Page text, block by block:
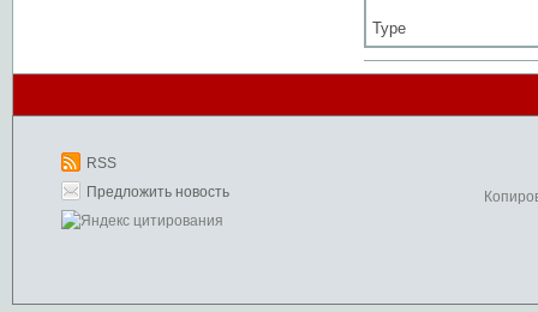
Type
RSS
Предложить новость